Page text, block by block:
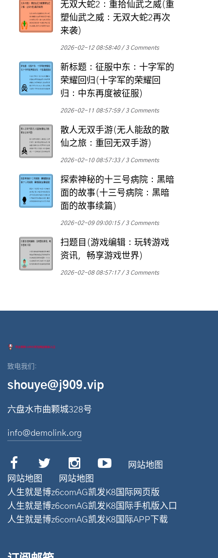
无双大蛇2：重拾仙武之威(重
塑仙武之威：无双大蛇2再次
来袭)
2026-02-12 08:58:40 3 Comments
新标题：征服中东：十字军的
荣耀回归(十字军的荣耀回
归：中东再度被征服)
2026-02-11 08:57:59 3 Comments
散人无双手游(无人能敌的散
仙之旅：重回无双手游)
2026-02-10 08:57:33 3 Comments
探索神秘的十三号病院：黑暗
面的故事(十三号病院：黑暗
面的故事续篇)
2026-02-09 09:00:15 3 Comments
扫题目(游戏编辑：玩转游戏
资讯，畅享游戏世界)
2026-02-08 08:57:17 3 Comments
致电我们:
shouye@j909.vip
六盘水市曲颗城328号
info@demolink.org
网站地图
网站地图
网站地图
人生就是博z6comAG凯发K8国际网页版
人生就是博z6comAG凯发K8国际手机版入口
人生就是博z6comAG凯发K8国际APP下载